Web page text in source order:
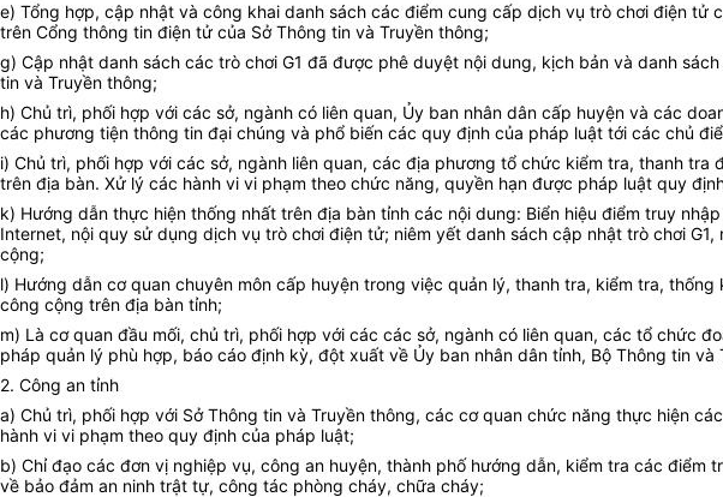
e) Tổng hợp, cập nhật và công khai danh sách các điểm cung cấp dịch vụ trò chơi điện
trên Cổng thông tin điện tử của Sở Thông tin và Truyền thông;
g) Cập nhật danh sách các trò chơi G1 đã được phê duyệt nội dung, kịch bản và danh
tin và Truyền thông;
h) Chủ trì, phối hợp với các sở, ngành có liên quan, Ủy ban nhân dân cấp huyện và các
các phương tiện thông tin đại chúng và phổ biến các quy định của pháp luật tới các chủ
i) Chủ trì, phối hợp với các sở, ngành liên quan, các địa phương tổ chức kiểm tra, thanh
trên địa bàn. Xử lý các hành vi vi phạm theo chức năng, quyền hạn được pháp luật quy
k) Hướng dẫn thực hiện thống nhất trên địa bàn tỉnh các nội dung: Biển hiệu điểm truy
Internet, nội quy sử dụng dịch vụ trò chơi điện tử; niêm yết danh sách cập nhật trò chơi
cộng;
l) Hướng dẫn cơ quan chuyên môn cấp huyện trong việc quản lý, thanh tra, kiểm tra,
công cộng trên địa bàn tỉnh;
m) Là cơ quan đầu mối, chủ trì, phối hợp với các các sở, ngành có liên quan, các tổ chức
pháp quản lý phù hợp, báo cáo định kỳ, đột xuất về Ủy ban nhân dân tỉnh, Bộ Thông tin và
2. Công an tỉnh
a) Chủ trì, phối hợp với Sở Thông tin và Truyền thông, các cơ quan chức năng thực hiện
hành vi vi phạm theo quy định của pháp luật;
b) Chỉ đạo các đơn vị nghiệp vụ, công an huyện, thành phố hướng dẫn, kiểm tra các
về bảo đảm an ninh trật tự, công tác phòng cháy, chữa cháy;